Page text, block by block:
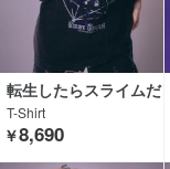
転生したらスライムだ
った件× P.N UNDERG
ROUND
T-Shirt
￥8,690